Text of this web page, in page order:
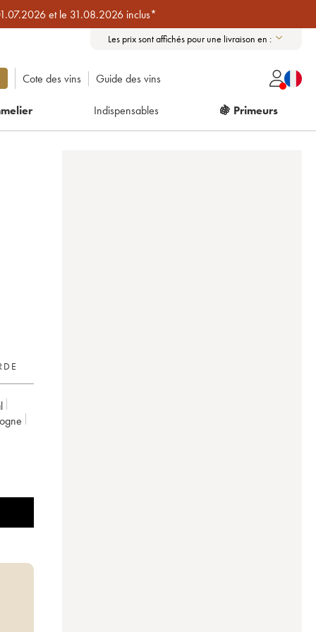
et le 31.08.2026 inclus*
Les prix sont affichés pour une livraison en :
Cote des vins Guide des vins
Indispensables 🍇 Primeurs